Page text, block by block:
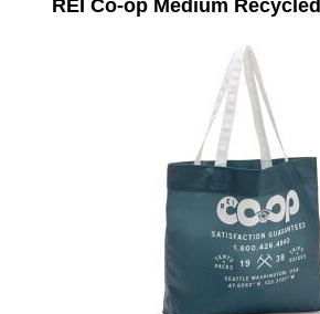
REI Co-op Medium